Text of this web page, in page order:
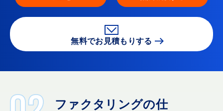
無料でお見積もりする
ファクタリングの仕